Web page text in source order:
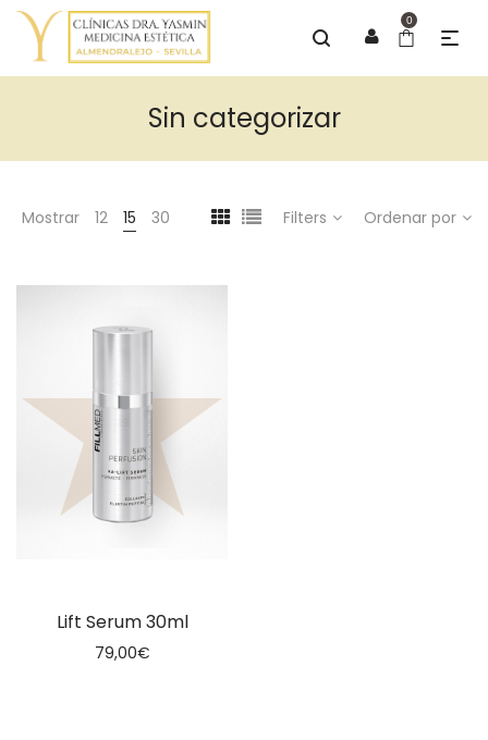
0
Sin categorizar
Mostrar 12 15 30 Filters Ordenar por
Lift Serum 30ml
79,00€